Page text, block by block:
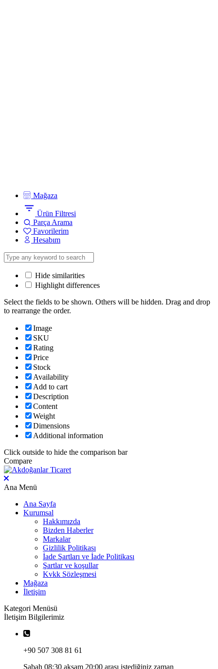
Mağaza
Ürün Filtresi
Parça Arama
Favorilerim
Hesabım
Hide similarities
Highlight differences
Select the fields to be shown. Others will be hidden. Drag and drop
to rearrange the order.
Image
SKU
Rating
Price
Stock
Availability
Add to cart
Description
Content
Weight
Dimensions
Additional information
Click outside to hide the comparison bar
Compare
Ana Menü
Ana Sayfa
Kurumsal
Hakkımızda
Bizden Haberler
Markalar
Gizlilik Politikası
İade Şartları ve İade Politikası
Şartlar ve koşullar
Kvkk Sözleşmesi
Mağaza
İletişim
Kategori Menüsü
İletişim Bilgilerimiz
+90 507 308 81 61
Sabah 08:30 akşam 20:00 arası istediğiniz zaman